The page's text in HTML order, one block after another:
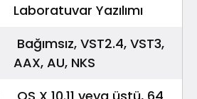
Laboratuvar Yazılımı
Bağımsız, VST2.4, VST3,
AAX, AU, NKS